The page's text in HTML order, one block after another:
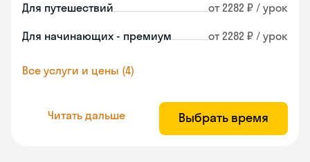
Для путешествий от 2282 ₽ / урок
Для начинающих - премиум от 2282 ₽ / урок
Все услуги и цены (4)
Читать дальше Выбрать время